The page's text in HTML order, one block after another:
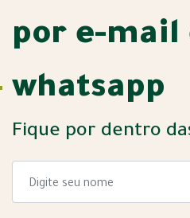
por e-mail
whatsapp
Fique por dentro